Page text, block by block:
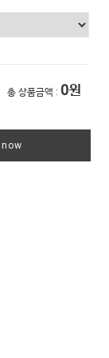
총 상품금액 : 0원
now